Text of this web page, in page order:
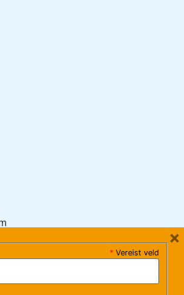
08:30-17:15 uur / vrijdag
* Vereist veld
×